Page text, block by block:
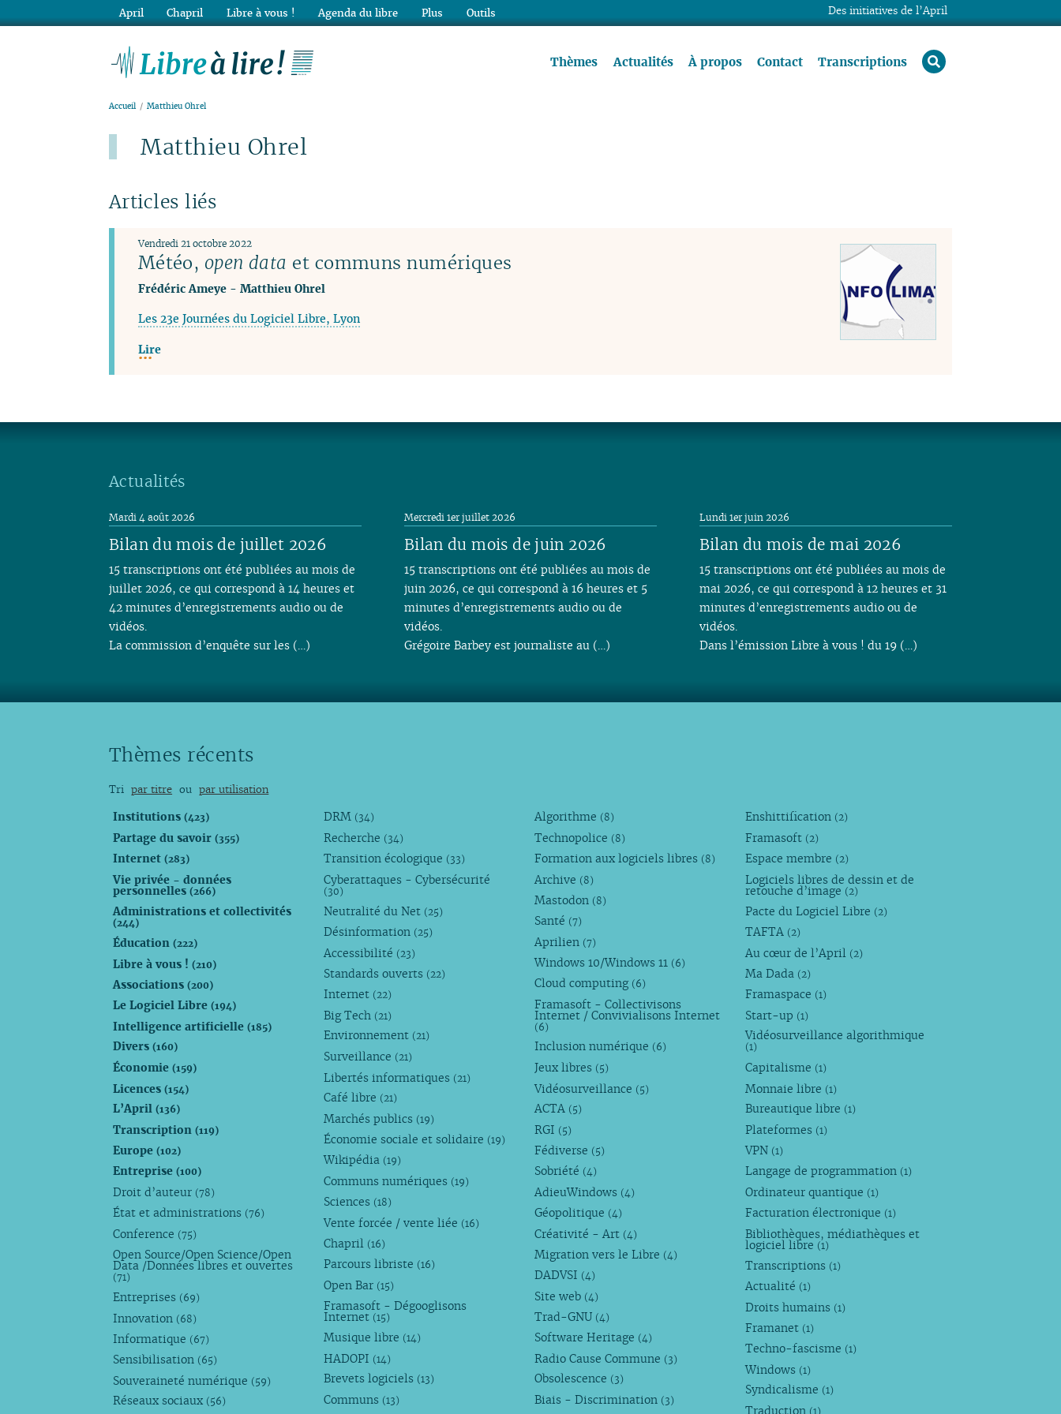
Thèmes Actualités À propos Contact Transcriptions rechercher
Accueil Matthieu Ohrel
Matthieu Ohrel
Articles liés
Météo, open data et communs numériques
Vendredi 21 octobre 2022
Frédéric Ameye- Matthieu Ohrel
Les 23e Journées du Logiciel Libre, Lyon
Lire
Actualités
Bilan du mois de juillet 2026
Mardi 4 août 2026
15 transcriptions ont été publiées au mois de
juillet 2026, ce qui correspond à 14 heures et
42 minutes d’enregistrements audio ou de
vidéos.
La commission d’enquête sur les (…)
Bilan du mois de juin 2026
Mercredi 1er juillet 2026
15 transcriptions ont été publiées au mois de
juin 2026, ce qui correspond à 16 heures et 5
minutes d’enregistrements audio ou de
vidéos.
Grégoire Barbey est journaliste au (…)
Bilan du mois de mai 2026
Lundi 1er juin 2026
15 transcriptions ont été publiées au mois de
mai 2026, ce qui correspond à 12 heures et 31
minutes d’enregistrements audio ou de
vidéos.
Dans l’émission Libre à vous ! du 19 (…)
Thèmes récents
Tri par titre ou par utilisation
Institutions(423)
Partage du savoir(355)
Internet(283)
Vie privée - données
personnelles(266)
Administrations et collectivités
(244)
Éducation(222)
Libre à vous !(210)
Associations(200)
Le Logiciel Libre(194)
Intelligence artificielle(185)
Divers(160)
Économie(159)
Licences(154)
L’April(136)
Transcription(119)
Europe(102)
Entreprise(100)
Droit d’auteur (78)
État et administrations (76)
Conference (75)
Open Source/Open Science/Open
Data /Données libres et ouvertes
(71)
Entreprises (69)
Innovation (68)
Informatique (67)
Sensibilisation (65)
Souveraineté numérique (59)
Réseaux sociaux (56)
DRM (34)
Recherche (34)
Transition écologique (33)
Cyberattaques - Cybersécurité
(30)
Neutralité du Net (25)
Désinformation (25)
Accessibilité (23)
Standards ouverts (22)
Internet (22)
Big Tech (21)
Environnement (21)
Surveillance (21)
Libertés informatiques (21)
Café libre (21)
Marchés publics (19)
Économie sociale et solidaire (19)
Wikipédia (19)
Communs numériques (19)
Sciences (18)
Vente forcée / vente liée (16)
Chapril (16)
Parcours libriste (16)
Open Bar (15)
Framasoft - Dégooglisons
Internet (15)
Musique libre (14)
HADOPI (14)
Brevets logiciels (13)
Communs (13)
Algorithme (8)
Technopolice (8)
Formation aux logiciels libres (8)
Archive (8)
Mastodon (8)
Santé (7)
Aprilien (7)
Windows 10/Windows 11 (6)
Cloud computing (6)
Framasoft - Collectivisons
Internet / Convivialisons Internet
(6)
Inclusion numérique (6)
Jeux libres (5)
Vidéosurveillance (5)
ACTA (5)
RGI (5)
Fédiverse (5)
Sobriété (4)
AdieuWindows (4)
Géopolitique (4)
Créativité - Art (4)
Migration vers le Libre (4)
DADVSI (4)
Site web (4)
Trad-GNU (4)
Software Heritage (4)
Radio Cause Commune (3)
Obsolescence (3)
Biais - Discrimination (3)
Enshittification (2)
Framasoft (2)
Espace membre (2)
Logiciels libres de dessin et de
retouche d’image (2)
Pacte du Logiciel Libre (2)
TAFTA (2)
Au cœur de l’April (2)
Ma Dada (2)
Framaspace (1)
Start-up (1)
Vidéosurveillance algorithmique
(1)
Capitalisme (1)
Monnaie libre (1)
Bureautique libre (1)
Plateformes (1)
VPN (1)
Langage de programmation (1)
Ordinateur quantique (1)
Facturation électronique (1)
Bibliothèques, médiathèques et
logiciel libre (1)
Transcriptions (1)
Actualité (1)
Droits humains (1)
Framanet (1)
Techno-fascisme (1)
Windows (1)
Syndicalisme (1)
Traduction (1)
Des initiatives de l’April
April Chapril Libre à vous ! Agenda du libre Plus Outils